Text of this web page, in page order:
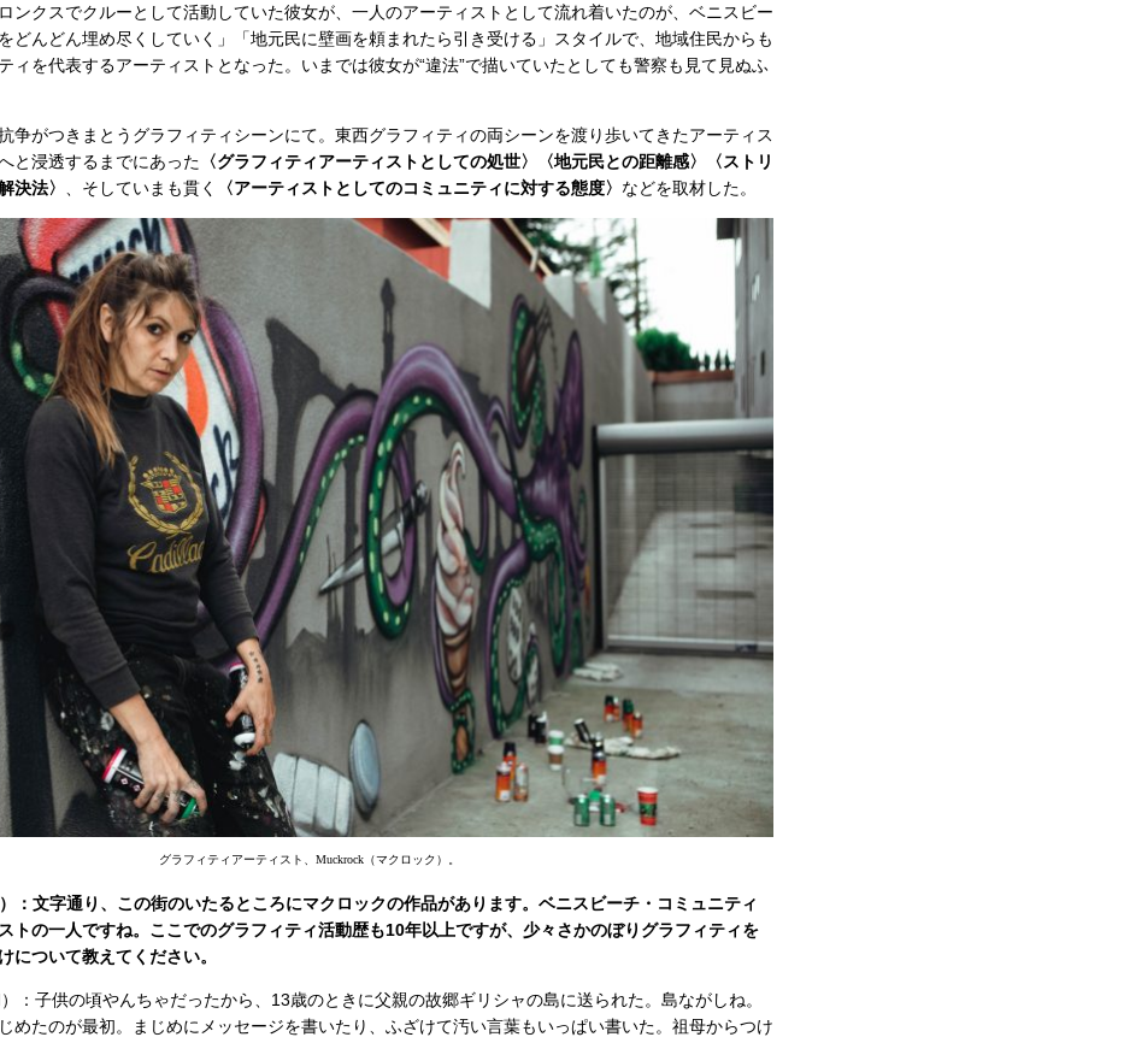
ンクスでクルーとして活動していた彼女が、一人のアーティストとして流れ着いたのが、ベニスビー
どんどん埋め尽くしていく」「地元民に壁画を頼まれたら引き受ける」スタイルで、地域住民からも
ィを代表するアーティストとなった。いまでは彼女が“違法”で描いていたとしても警察も見て見ぬふ
争がつきまとうグラフィティシーンにて。東西グラフィティの両シーンを渡り歩いてきたアーティス
と浸透するまでにあった 〈グラフィティアーティストとしての処世〉〈地元民との距離感〉〈ストリ
決法〉 、そしていまも貫く 〈アーティストとしてのコミュニティに対する態度〉 などを取材した。
グラフィティアーティスト、Muckrock（マクロック）。
：文字通り、この街のいたるところにマクロックの作品があります。ベニスビーチ・コミュニティ
トの一人ですね。ここでのグラフィティ活動歴も10年以上ですが、少々さかのぼりグラフィティを
について教えてください。
：子供の頃やんちゃだったから、13歳のときに父親の故郷ギリシャの島に送られた。島ながしね。
めたのが最初。まじめにメッセージを書いたり、ふざけて汚い言葉もいっぱい書いた。祖母からつけ